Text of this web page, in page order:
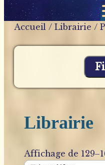
Accueil /Librairie /
Librairie
Affichage de